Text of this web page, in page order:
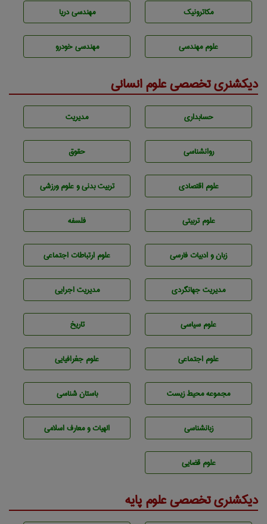
مکاترونیک مهندسی دریا
علوم مهندسی مهندسی خودرو
دیکشنری تخصصی علوم انسانی
حسابداری مديريت
روانشناسی حقوق
علوم اقتصادی تربيت بدنی و علوم ورزشی
علوم تربيتی فلسفه
زبان و ادبيات فارسی علوم ارتباطات اجتماعی
مديريت جهانگردی مديريت اجرايی
علوم سياسی تاريخ
علوم اجتماعی علوم جغرافيايی
مجموعه محيط زيست باستان شناسی
زبانشناسی الهیات و معارف اسلامی
علوم قضایی
دیکشنری تخصصی علوم پایه